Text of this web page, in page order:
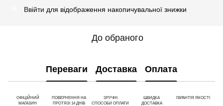
Ввійти для відображення накопичувальної знижки
До обраного
Переваги Доставка Оплата
ОФІЦІЙНИЙ
МАГАЗИН
ПОВЕРНЕННЯ НА
ПРОТЯЗІ 14 ДНІВ
ЗРУЧНІ
СПОСОБИ ОПЛАТИ
ШВИДКА
ДОСТАВКА
ГАРАНТІЯ ЯКОСТІ